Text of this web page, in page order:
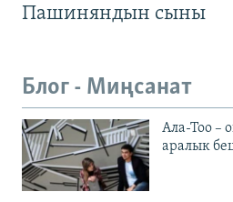
Пашиняндын сыны
Блог - Миңсанат
Ала-Тоо –
аралык